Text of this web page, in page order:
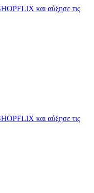
και αύξησε τις
και αύξησε τις